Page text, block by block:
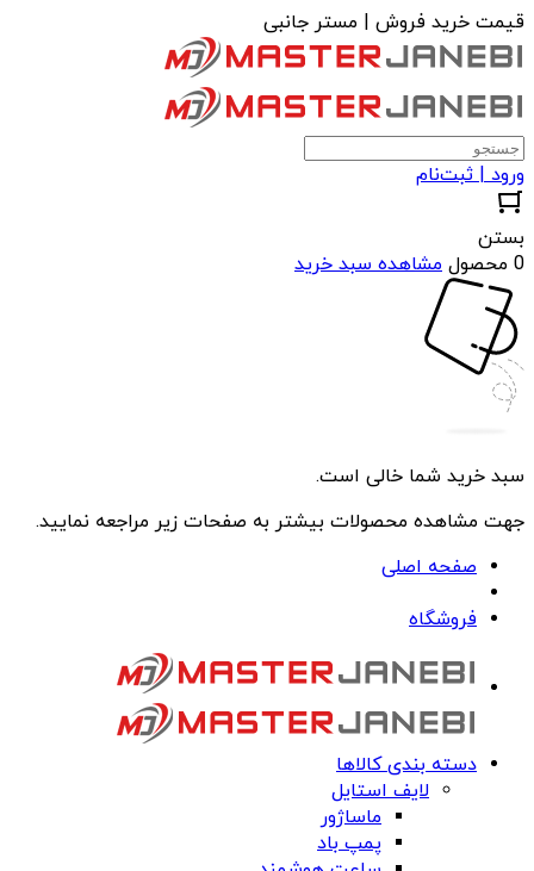
قیمت خرید فروش | مستر جانبی
ورود | ثبت‌نام
بستن
0 محصول
مشاهده سبد خرید
سبد خرید شما خالی است.
جهت مشاهده محصولات بیشتر به صفحات زیر مراجعه نمایید.
صفحه اصلی
فروشگاه
دسته بندی کالاها
لایف استایل
ماساژور
پمپ باد